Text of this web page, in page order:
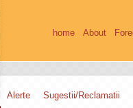
home About
Alerte Sugestii/Reclamatii